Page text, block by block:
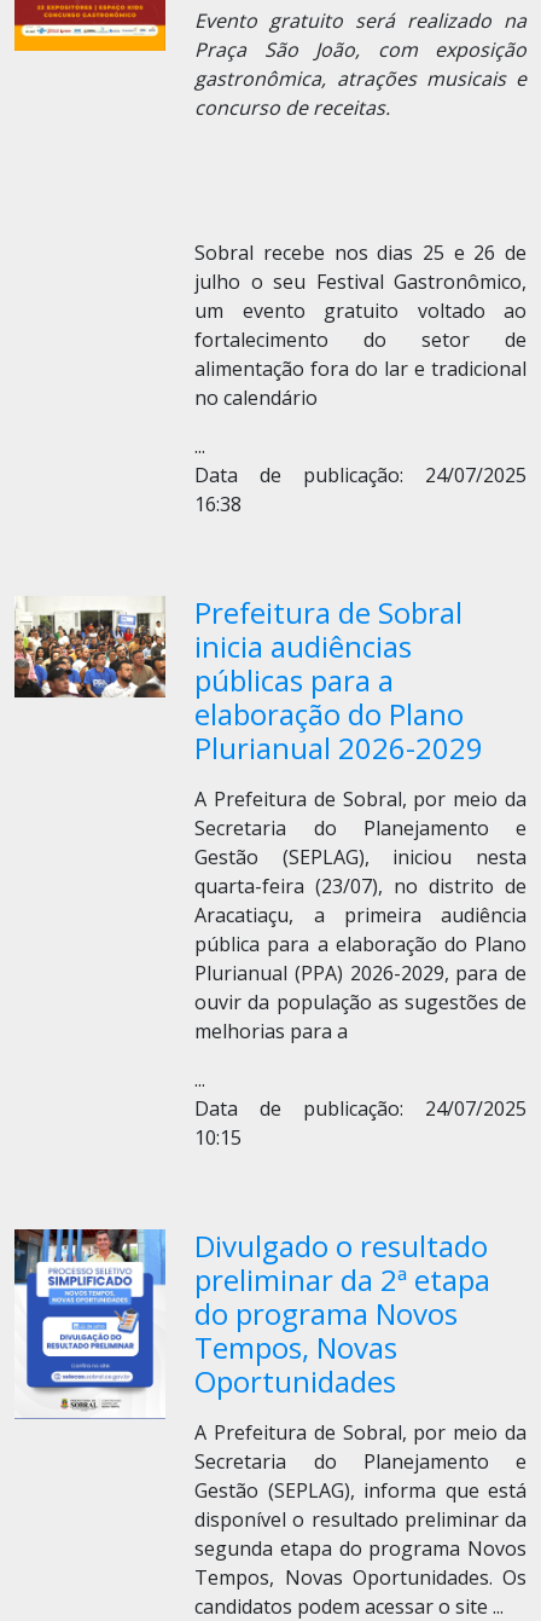
Evento gratuito será realizado na
Praça São João, com exposição
gastronômica, atrações musicais e
concurso de receitas.
Sobral recebe nos dias 25 e 26 de
julho o seu Festival Gastronômico,
um evento gratuito voltado ao
fortalecimento do setor de
alimentação fora do lar e tradicional
no calendário
...
Data de publicação: 24/07/2025
16:38
Prefeitura de Sobral
inicia audiências
públicas para a
elaboração do Plano
Plurianual 2026-2029
A Prefeitura de Sobral, por meio da
Secretaria do Planejamento e
Gestão (SEPLAG), iniciou nesta
quarta-feira (23/07), no distrito de
Aracatiaçu, a primeira audiência
pública para a elaboração do Plano
Plurianual (PPA) 2026-2029, para de
ouvir da população as sugestões de
melhorias para a
...
Data de publicação: 24/07/2025
10:15
Divulgado o resultado
preliminar da 2ª etapa
do programa Novos
Tempos, Novas
Oportunidades
A Prefeitura de Sobral, por meio da
Secretaria do Planejamento e
Gestão (SEPLAG), informa que está
disponível o resultado preliminar da
segunda etapa do programa Novos
Tempos, Novas Oportunidades. Os
candidatos podem acessar o site...